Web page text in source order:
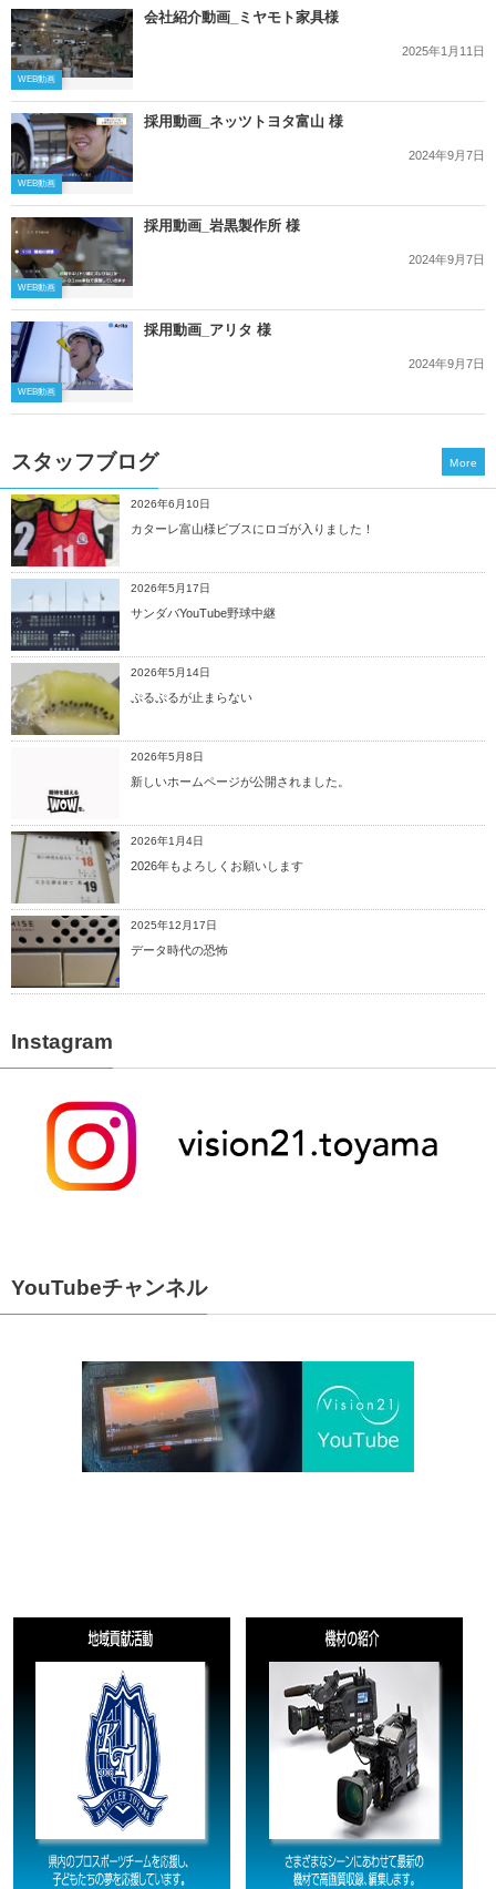
WEB動画
会社紹介動画_ミヤモト家具様
2025年1月11日
WEB動画
採用動画_ネッツトヨタ富山 様
2024年9月7日
WEB動画
採用動画_岩黒製作所 様
2024年9月7日
WEB動画
採用動画_アリタ 様
2024年9月7日
スタッフブログ
2026年6月10日
カターレ富山様ビブスにロゴが入りました！
2026年5月17日
サンダバYouTube野球中継
2026年5月14日
ぷるぷるが止まらない
2026年5月8日
新しいホームページが公開されました。
2026年1月4日
2026年もよろしくお願いします
2025年12月17日
データ時代の恐怖
More
Instagram
YouTubeチャンネル